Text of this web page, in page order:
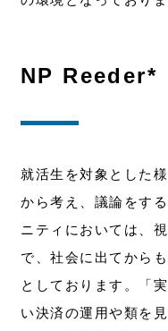
NP Reeder*
就活生を対象とした
から考え、議論をす
ニティにおいては、
で、社会に出てから
としております。「
い決済の運用や類を